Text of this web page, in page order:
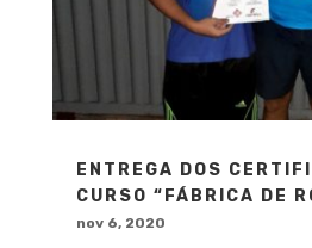
ENTREGA DOS
CURSO “FÁBRICA DE
nov 6, 2020